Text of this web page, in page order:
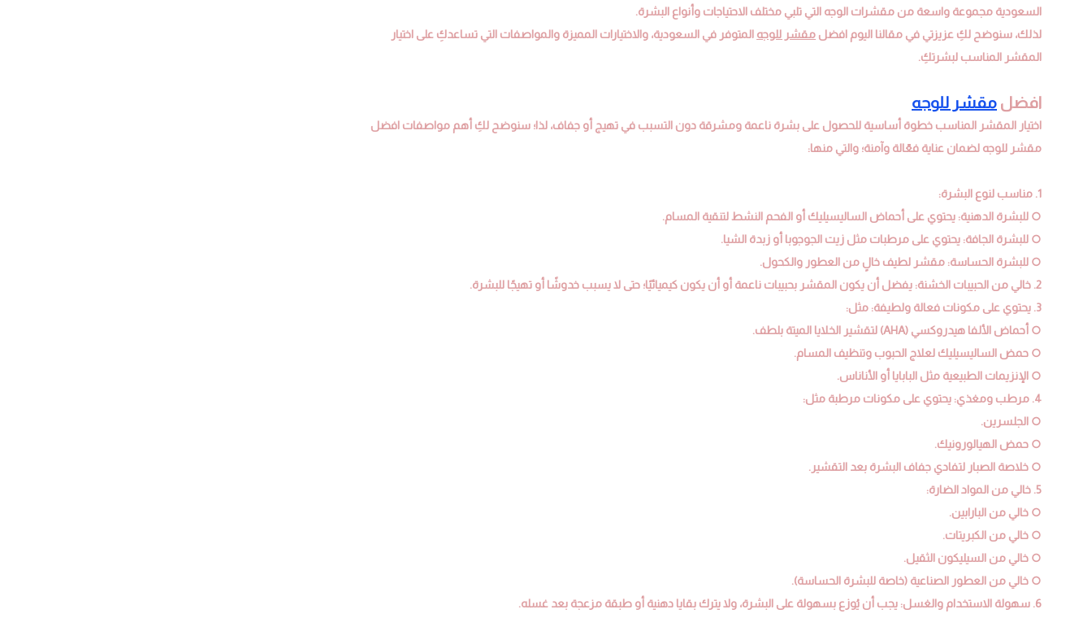
السعودية مجموعة واسعة من مقشرات الوجه التي تلبي مختلف الاحتياجات وأنواع البشرة.
لذلك، سنوضح لكِ عزيزتي في مقالنا اليوم افضل مقشر للوجه المتوفر في السعودية، والاختيارات المميزة والمواصفات التي تساعدكِ على اختيار
المقشر المناسب لبشرتكِ.
افضل مقشر للوجه
اختيار المقشر المناسب خطوة أساسية للحصول على بشرة ناعمة ومشرقة دون التسبب في تهيج أو جفاف، لذا؛ سنوضح لكِ أهم مواصفات افضل
مقشر للوجه لضمان عناية فعّالة وآمنة؛ والتي منها:
1. مناسب لنوع البشرة:
○ للبشرة الدهنية: يحتوي على أحماض الساليسيليك أو الفحم النشط لتنقية المسام.
○ للبشرة الجافة: يحتوي على مرطبات مثل زيت الجوجوبا أو زبدة الشيا.
○ للبشرة الحساسة: مقشر لطيف خالٍ من العطور والكحول.
2. خالي من الحبيبات الخشنة: يفضل أن يكون المقشر بحبيبات ناعمة أو أن يكون كيميائيًا؛ حتى لا يسبب خدوشًا أو تهيجًا للبشرة.
3. يحتوي على مكونات فعالة ولطيفة: مثل:
○ أحماض الألفا هيدروكسي (AHA) لتقشير الخلايا الميتة بلطف.
○ حمض الساليسيليك لعلاج الحبوب وتنظيف المسام.
○ الإنزيمات الطبيعية مثل البابايا أو الأناناس.
4. مرطب ومغذي: يحتوي على مكونات مرطبة مثل:
○ الجلسرين.
○ حمض الهيالورونيك.
○ خلاصة الصبار لتفادي جفاف البشرة بعد التقشير.
5. خالي من المواد الضارة:
○ خالي من البارابين.
○ خالي من الكبريتات.
○ خالي من السيليكون الثقيل.
○ خالي من العطور الصناعية (خاصة للبشرة الحساسة).
6. سهولة الاستخدام والغسل: يجب أن يُوزع بسهولة على البشرة، ولا يترك بقايا دهنية أو طبقة مزعجة بعد غسله.